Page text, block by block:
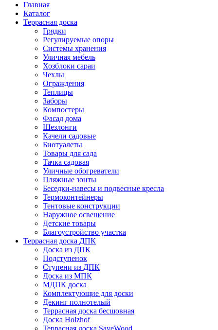
Главная
Каталог
Террасная доска
Грядки
Регулируемые опоры
Системы хранения
Уличная мебель
Хозблоки сараи
Чехлы
Ограждения
Теплицы
Заборы
Компостеры
Фасад дома
Шезлонги
Качели садовые
Биотуалеты
Товары для сада
Тачка садовая
Уличные обогреватели
Пляжные зонты
Беседки-навесы и подвесные кресла
Термоконтейнеры
Тентовые конструкции
Наружное освещение
Детские товары
Благоустройство участка
Террасная доска ДПК
Доска из ДПК
Подступенок
Ступени из ДПК
Доска из МПК
МДПК доска
Комплектующие для доски
Декинг полнотелый
Террасная доска бесшовная
Доска Holzhof
Террасная доска SaveWood